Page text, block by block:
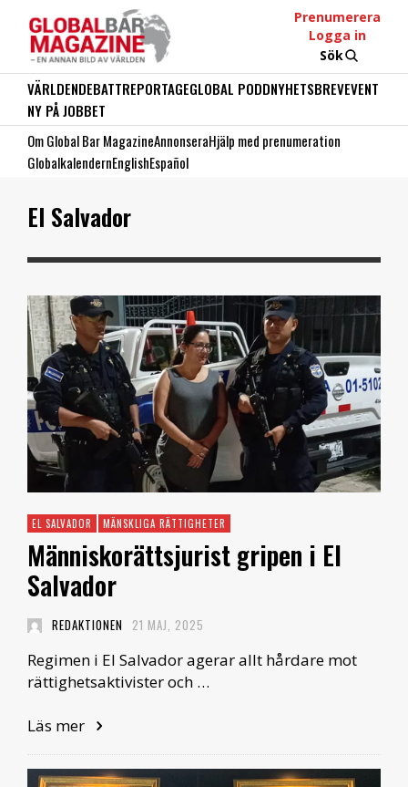
Prenumerera
Logga in
Sök
VÄRLDENDEBATTREPORTAGEGLOBAL PODDNYHETSBREVEVENT
NY PÅ JOBBET
Om Global Bar MagazineAnnonseraHjälp med prenumeration
GlobalkalendernEnglishEspañol
El Salvador
EL SALVADOR MÄNSKLIGA RÄTTIGHETER
Människorättsjurist gripen i El
Salvador
REDAKTIONEN 21 MAJ, 2025
Regimen i El Salvador agerar allt hårdare mot
rättighetsaktivister och …
Läs mer